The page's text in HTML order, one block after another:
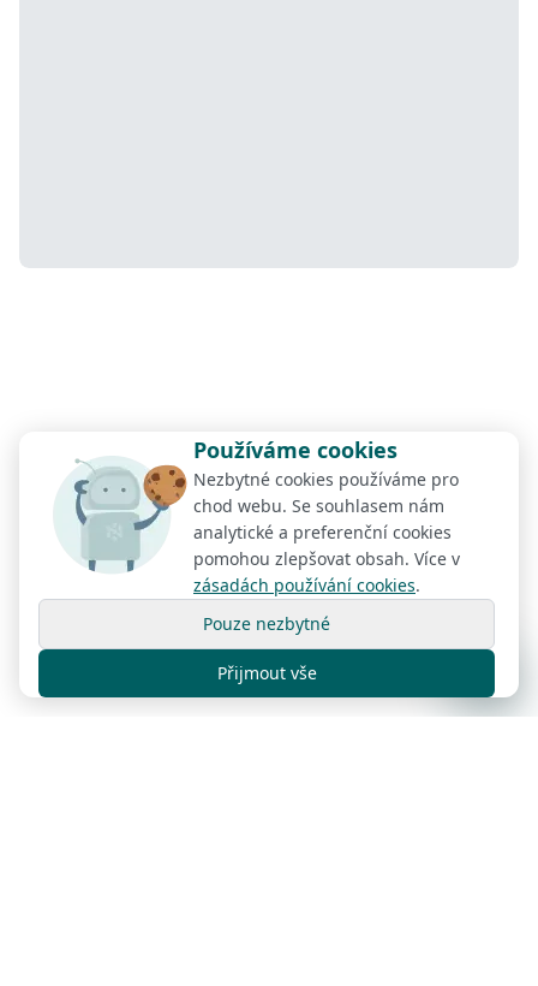
Používáme cookies
Nezbytné cookies používáme pro
chod webu. Se souhlasem nám
analytické a preferenční cookies
pomohou zlepšovat obsah. Více v
zásadách používání cookies.
Pouze nezbytné
Přijmout vše